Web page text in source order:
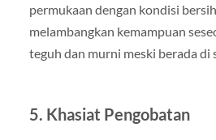
permukaan dengan kondisi
melambangkan kemampuan
teguh dan murni meski berada di
5. Khasiat Pengobatan